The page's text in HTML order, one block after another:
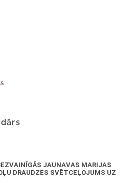
JAUNAVAS MARIJAS
DRAUDZES SVĒTCEĻOJUMS UZ